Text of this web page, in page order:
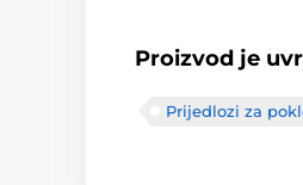
Proizvod je
Prijedlozi za